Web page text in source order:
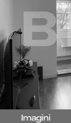
Imagini